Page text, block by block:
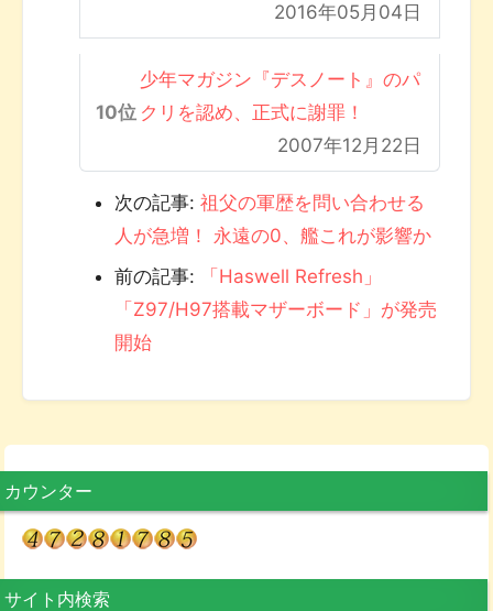
2016年05月04日
少年マガジン『デスノート』のパ
クリを認め、正式に謝罪！
2007年12月22日
次の記事: 祖父の軍歴を問い合わせる
人が急増！ 永遠の0、艦これが影響か
前の記事:
「Haswell Refresh」
「Z97/H97搭載マザーボード」が発売
開始
カウンター
サイト内検索